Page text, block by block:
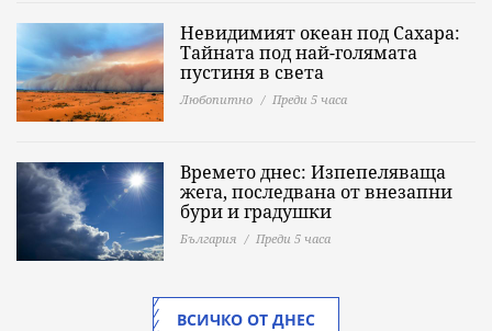
Невидимият океан под Сахара:
Тайната под най-голямата
пустиня в света
Любопитно Преди 5 часа
Времето днес: Изпепеляваща
жега, последвана от внезапни
бури и градушки
България Преди 5 часа
ВСИЧКО ОТ ДНЕС